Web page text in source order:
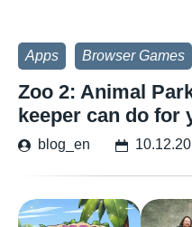
Apps Browser Games
Zoo 2: Animal
keeper can do for
blog_en